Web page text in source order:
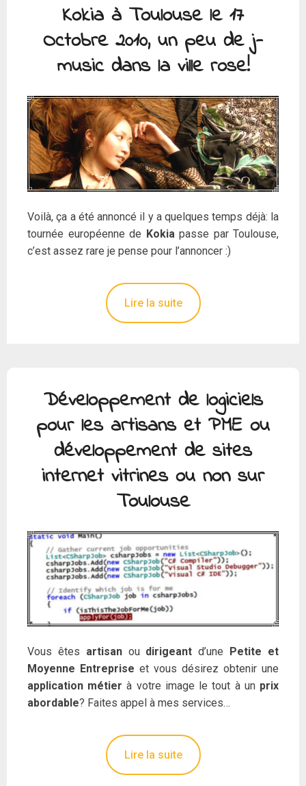
Kokia à Toulouse le 17
Octobre 2010, un peu de j-
music dans la ville rose!
Voilà, ça a été annoncé il y a quelques temps déjà: la
tournée européenne de Kokia passe par Toulouse,
c’est assez rare je pense pour l’annoncer :)
Lire la suite
Développement de logiciels
pour les artisans et PME ou
développement de sites
internet vitrines ou non sur
Toulouse
Vous êtes artisan ou dirigeantd’une
Petite et
Moyenne Entreprise et vous désirez obtenir une
application métierà votre image le tout à un prix
abordable? Faites appel à mes services…
Lire la suite